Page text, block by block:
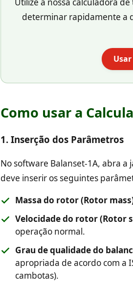
Utilize a nossa calculadora
determinar rapidamente a
Como usar a
1. Inserção dos Parâmetros
No software Balanset-1A, abra
deve inserir os seguintes
Massa do rotor (Rotor
Velocidade do rotor (Rotor
operação normal.
Grau de qualidade do
apropriada de acordo com a
cambotas).